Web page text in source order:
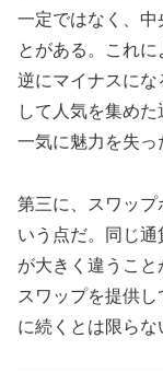
一定ではなく、中
とがある。これ
逆にマイナスにな
して人気を集め
一気に魅力を失っ
第三に、スワップ
いう点だ。同じ
が大きく違うこ
スワップを提供
に続くとは限らな